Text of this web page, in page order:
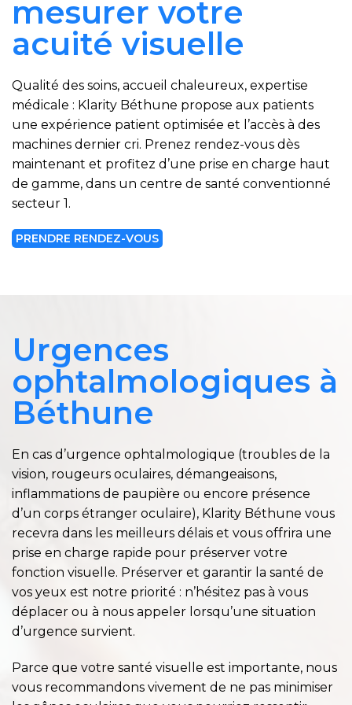
mesurer votre
acuité visuelle
Qualité des soins, accueil chaleureux, expertise
médicale : Klarity Béthune propose aux patients
une expérience patient optimisée et l’accès à des
machines dernier cri. Prenez rendez-vous dès
maintenant et profitez d’une prise en charge haut
de gamme, dans un centre de santé conventionné
secteur 1.
PRENDRE RENDEZ-VOUS
Urgences
ophtalmologiques à
Béthune
En cas d’urgence ophtalmologique (troubles de la
vision, rougeurs oculaires, démangeaisons,
inflammations de paupière ou encore présence
d’un corps étranger oculaire), Klarity Béthune vous
recevra dans les meilleurs délais et vous offrira une
prise en charge rapide pour préserver votre
fonction visuelle. Préserver et garantir la santé de
vos yeux est notre priorité : n’hésitez pas à vous
déplacer ou à nous appeler lorsqu’une situation
d’urgence survient.
Parce que votre santé visuelle est importante, nous
vous recommandons vivement de ne pas minimiser